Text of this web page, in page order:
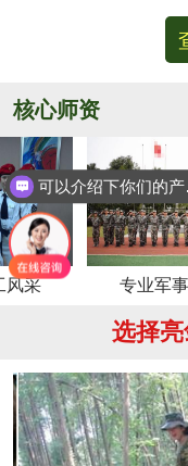
核心师资
专业军事教官
选择
可